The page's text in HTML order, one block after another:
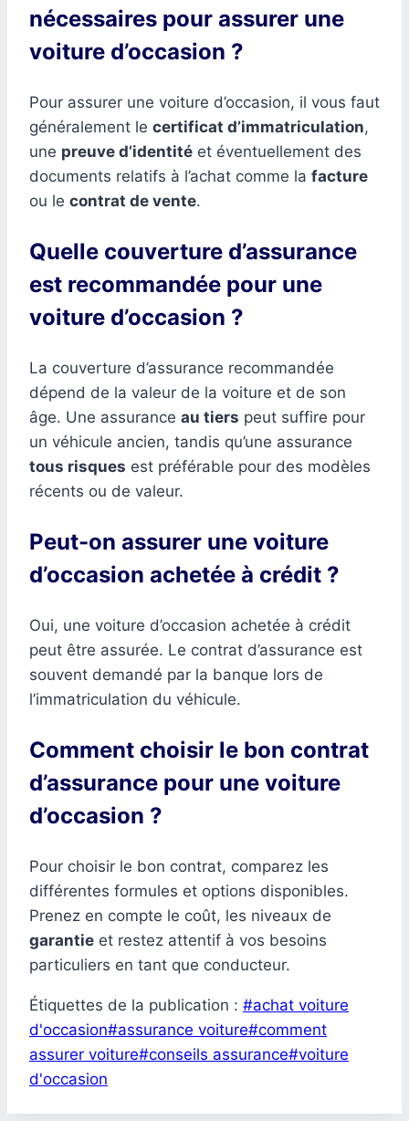
nécessaires pour assurer une
voiture d’occasion ?
Pour assurer une voiture d’occasion, il vous faut
généralement le certificat d’immatriculation,
une preuve d’identité et éventuellement des
documents relatifs à l’achat comme la facture
ou le contrat de vente.
Quelle couverture d’assurance
est recommandée pour une
voiture d’occasion ?
La couverture d’assurance recommandée
dépend de la valeur de la voiture et de son
âge. Une assurance au tiers peut suffire pour
un véhicule ancien, tandis qu’une assurance
tous risques est préférable pour des modèles
récents ou de valeur.
Peut-on assurer une voiture
d’occasion achetée à crédit ?
Oui, une voiture d’occasion achetée à crédit
peut être assurée. Le contrat d’assurance est
souvent demandé par la banque lors de
l’immatriculation du véhicule.
Comment choisir le bon contrat
d’assurance pour une voiture
d’occasion ?
Pour choisir le bon contrat, comparez les
différentes formules et options disponibles.
Prenez en compte le coût, les niveaux de
garantie et restez attentif à vos besoins
particuliers en tant que conducteur.
Étiquettes de la publication : #achat voiture
d'occasion#assurance voiture#comment
assurer voiture#conseils assurance#voiture
d'occasion